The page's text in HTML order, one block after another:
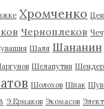
Хромченко
Черноплеков
Шаля Шананин
Шелапутин
Шолохов Шпак
Э.Ермаков Экомасов